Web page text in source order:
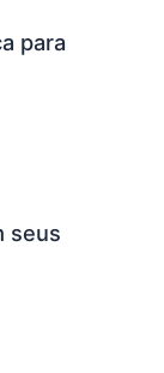
para
seus